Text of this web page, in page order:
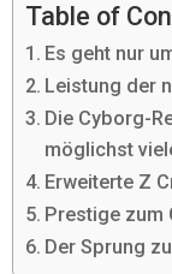
Table of
Es geht nur
Leistung der
Die Cyborg-
möglichst
Erweiterte Z
Prestige zum
Der Sprung